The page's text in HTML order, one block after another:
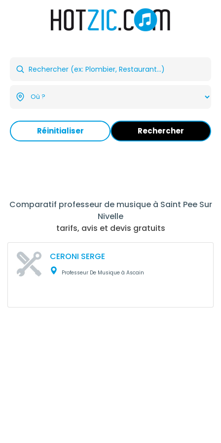
Réinitialiser Rechercher
Comparatif professeur de musique à Saint Pee Sur
Nivelle
tarifs, avis et devis gratuits
CERONI SERGE
Professeur De Musique à Ascain